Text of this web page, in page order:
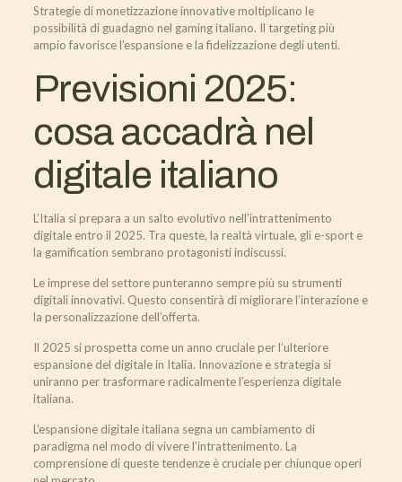
Strategie di monetizzazione innovative moltiplicano le
possibilità di guadagno nel gaming italiano. Il targeting più
ampio favorisce l’espansione e la fidelizzazione degli utenti.
Previsioni 2025:
cosa accadrà nel
digitale italiano
L’Italia si prepara a un salto evolutivo nell’intrattenimento
digitale entro il 2025. Tra queste, la realtà virtuale, gli e-sport e
la gamification sembrano protagonisti indiscussi.
Le imprese del settore punteranno sempre più su strumenti
digitali innovativi. Questo consentirà di migliorare l’interazione e
la personalizzazione dell’offerta.
Il 2025 si prospetta come un anno cruciale per l’ulteriore
espansione del digitale in Italia. Innovazione e strategia si
uniranno per trasformare radicalmente l’esperienza digitale
italiana.
L’espansione digitale italiana segna un cambiamento di
paradigma nel modo di vivere l’intrattenimento. La
comprensione di queste tendenze è cruciale per chiunque operi